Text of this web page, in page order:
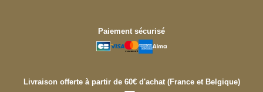
Paiement sécurisé
Livraison offerte à partir de 60€ d'achat (France et Belgique)